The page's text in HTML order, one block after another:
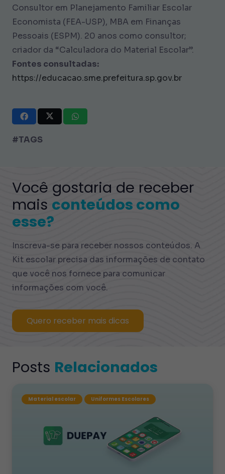
Consultor em Planejamento Familiar Escolar
Economista (FEA-USP), MBA em Finanças
Pessoais (ESPM). 20 anos como consultor;
criador da “Calculadora do Material Escolar”.
Fontes consultadas:
https://educacao.sme.prefeitura.sp.gov.br
#TAGS
Você gostaria de receber
mais conteúdos como
esse?
Inscreva-se para receber nossos conteúdos. A
Kit escolar precisa das informações de contato
que você nos fornece para comunicar
informações com você.
Quero receber mais dicas
Posts Relacionados
Material escolar Uniformes Escolares